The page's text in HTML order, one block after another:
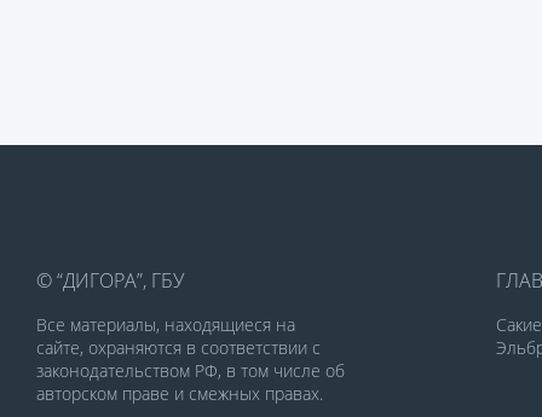
© “ДИГОРА”, ГБУ
Все материалы, находящиеся на
сайте, охраняются в соответствии с
законодательством РФ, в том числе об
авторском праве и смежных правах.